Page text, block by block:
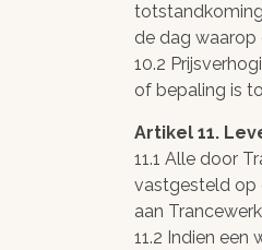
de dag waarop
10.2
of bepaling is
Artikel 11.
11.1 Alle door
vastgesteld op
aan
11.2 Indien